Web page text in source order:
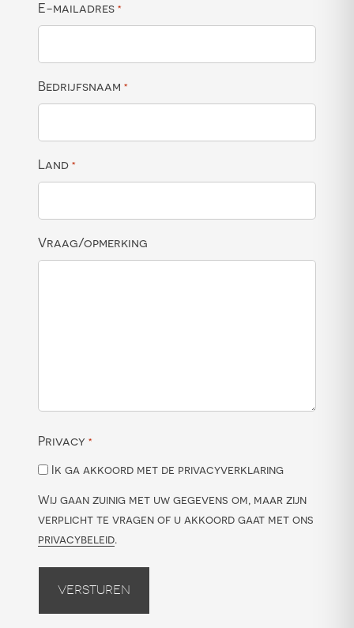
E-mailadres *
Bedrijfsnaam *
Land *
Vraag/opmerking
Privacy *
Ik ga akkoord met de privacyverklaring
Wij gaan zuinig met uw gegevens om, maar zijn
verplicht te vragen of u akkoord gaat met ons
privacybeleid.
Versturen